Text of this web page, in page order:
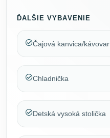
ĎALŠIE VYBAVENIE
Čajová kanvica/kávovar
Chladnička
Detská vysoká stolička